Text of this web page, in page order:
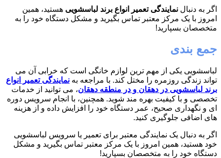
اگر به دنبال نمایندگی تعمیر انواع برند لباسشویی هستید، همین
امروز با یک مرکز معتبر تماس بگیرید و مشکل دستگاه خود را به
متخصصان بسپارید!
جمع بندی
لباسشویی یکی از مهم ترین لوازم خانگی است که خرابی آن می
تواند زندگی روزمره را مختل کند. با مراجعه به نمایندگی تعمیر انواع
برند لباسشویی در دهقان و در منطقه دهقان، می توانید از خدمات
تخصصی و با کیفیت بهره مند شوید. همچنین، با انجام سرویس دوره
ای و نگهداری صحیح، عمر دستگاه خود را افزایش داده و از هزینه
های اضافی جلوگیری کنید.
اگر به دنبال یک نمایندگی معتبر برای تعمیر یا سرویس لباسشویی
خود هستید، همین امروز با یک مرکز معتبر تماس بگیرید و مشکل
دستگاه خود را به متخصصان بسپارید!